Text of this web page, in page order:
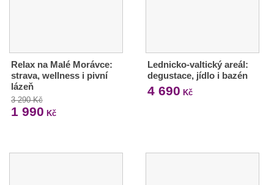
Relax na Malé Morávce:
strava, wellness i pivní
lázeň
3 290 Kč
1 990 Kč
Lednicko-valtický areál:
degustace, jídlo i bazén
4 690 Kč